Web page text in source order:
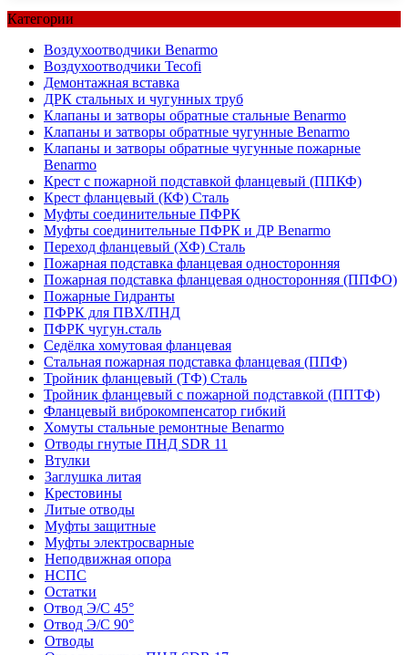
Категории
Воздухоотводчики Benarmo
Воздухоотводчики Tecofi
Демонтажная вставка
ДРК стальных и чугунных труб
Клапаны и затворы обратные стальные Benarmo
Клапаны и затворы обратные чугунные Benarmo
Клапаны и затворы обратные чугунные пожарные
Benarmo
Крест с пожарной подставкой фланцевый (ППКФ)
Крест фланцевый (КФ) Сталь
Муфты соединительные ПФРК
Муфты соединительные ПФРК и ДР Benarmo
Переход фланцевый (ХФ) Сталь
Пожарная подставка фланцевая односторонняя
Пожарная подставка фланцевая односторонняя (ППФО)
Пожарные Гидранты
ПФРК для ПВХ/ПНД
ПФРК чугун.сталь
Седёлка хомутовая фланцевая
Стальная пожарная подставка фланцевая (ППФ)
Тройник фланцевый (ТФ) Сталь
Тройник фланцевый с пожарной подставкой (ППТФ)
Фланцевый виброкомпенсатор гибкий
Хомуты стальные ремонтные Benarmo
Отводы гнутые ПНД SDR 11
Втулки
Заглушка литая
Крестовины
Литые отводы
Муфты защитные
Муфты электросварные
Неподвижная опора
НСПС
Остатки
Отвод Э/С 45°
Отвод Э/С 90°
Отводы